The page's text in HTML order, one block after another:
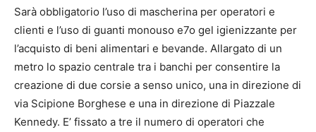
Sarà obbligatorio l’uso di mascherina per operatori e
clienti e l’uso di guanti monouso e7o gel igienizzante per
l’acquisto di beni alimentari e bevande. Allargato di un
metro lo spazio centrale tra i banchi per consentire la
creazione di due corsie a senso unico, una in direzione di
via Scipione Borghese e una in direzione di Piazzale
Kennedy. E’ fissato a tre il numero di operatori che